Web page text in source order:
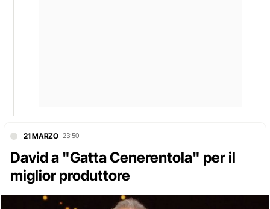
21 MARZO 23:50
David a "Gatta Cenerentola" per il
miglior produttore